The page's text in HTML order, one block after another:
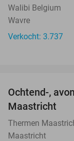
Walibi Belgium
Wavre
Verkocht: 3.737
Ochtend-,
Maastricht
Thermen
Maastricht